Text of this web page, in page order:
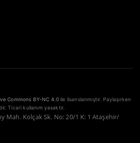
Commons BY-NC 4.0 ile lisanslanmıştır. Paylaşırken
Ticari kullanım yasaktır.
Mah. Kolçak Sk. No: 20/1 K: 1 Ataşehir/